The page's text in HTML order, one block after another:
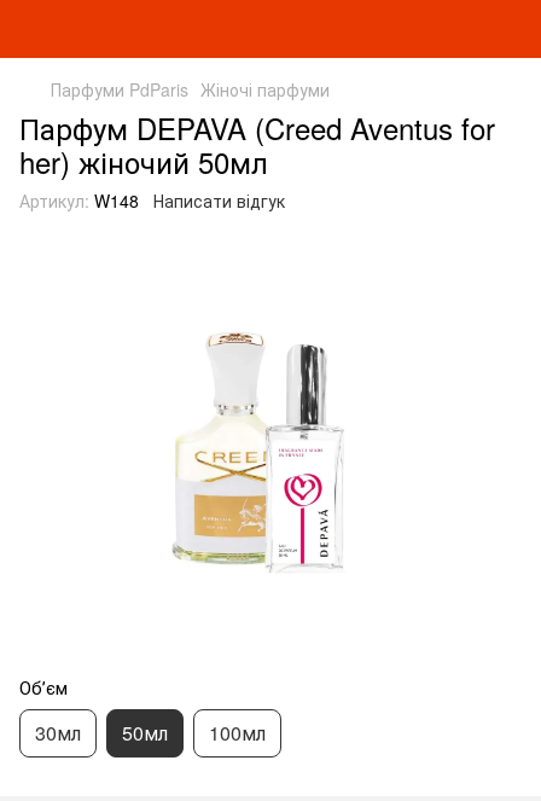
Парфуми PdParis Жіночі парфуми
Парфум DEPAVA (Creed Aventus for
her) жіночий 50мл
Артикул: W148 Написати відгук
Обʼєм
30мл 50мл 100мл